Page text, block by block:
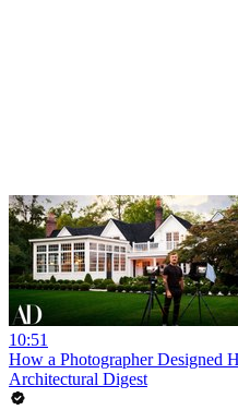
10:51
How a Photographer Designed
Architectural Digest